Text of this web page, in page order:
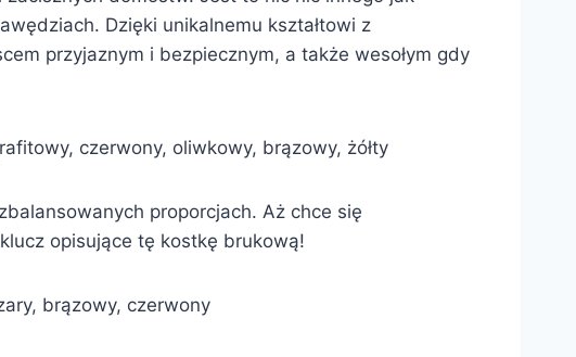
Dzięki unikalnemu kształtowi z
przyjaznym i bezpiecznym, a także wesołym gdy
czerwony, oliwkowy, brązowy, żółty
proporcjach. Aż chce się
opisujące tę kostkę brukową!
brązowy, czerwony